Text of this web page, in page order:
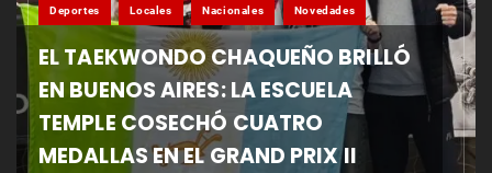
Deportes Locales Nacionales Novedades
EL TAEKWONDO CHAQUEÑO BRILLÓ
EN BUENOS AIRES: LA ESCUELA
TEMPLE COSECHÓ CUATRO
MEDALLAS EN EL GRAND PRIX II